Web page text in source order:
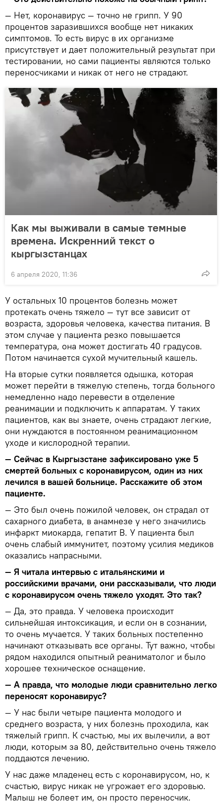
— Нет, коронавирус — точно не грипп. У 90
процентов заразившихся вообще нет никаких
симптомов. То есть вирус в их организме
присутствует и дает положительный результат при
тестировании, но сами пациенты являются только
переносчиками и никак от него не страдают.
Как мы выживали в самые темные
времена. Искренний текст о
кыргызстанцах
6 апреля 2020, 11:36
У остальных 10 процентов болезнь может
протекать очень тяжело — тут все зависит от
возраста, здоровья человека, качества питания. В
этом случае у пациента резко повышается
температура, она может достигать 40 градусов.
Потом начинается сухой мучительный кашель.
На вторые сутки появляется одышка, которая
может перейти в тяжелую степень, тогда больного
немедленно надо перевести в отделение
реанимации и подключить к аппаратам. У таких
пациентов, как вы знаете, очень страдают легкие,
они нуждаются в постоянном реанимационном
уходе и кислородной терапии.
— Сейчас в Кыргызстане зафиксировано уже 5
смертей больных с коронавирусом, один из них
лечился в вашей больнице. Расскажите об этом
пациенте.
— Это был очень пожилой человек, он страдал от
сахарного диабета, в анамнезе у него значились
инфаркт миокарда, гепатит В. У пациента был
очень слабый иммунитет, поэтому усилия медиков
оказались напрасными.
— Я читала интервью с итальянскими и
российскими врачами, они рассказывали, что люди
с коронавирусом очень тяжело уходят. Это так?
— Да, это правда. У человека происходит
сильнейшая интоксикация, и если он в сознании,
то очень мучается. У таких больных постепенно
начинают отказывать все органы. Тут важно, чтобы
рядом находился опытный реаниматолог и было
хорошее техническое оснащение.
— А правда, что молодые люди сравнительно легко
переносят коронавирус?
— У нас были четыре пациента молодого и
среднего возраста, у них болезнь проходила, как
тяжелый грипп. К счастью, мы их вылечили, а вот
люди, которым за 80, действительно очень тяжело
поддаются лечению.
У нас даже младенец есть с коронавирусом, но, к
счастью, вирус никак не угрожает его здоровью.
Малыш не болеет им, он просто переносчик.